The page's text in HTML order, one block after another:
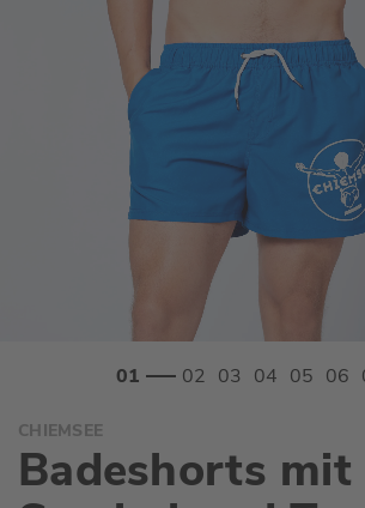
Anfang
der
Bildgalerie
springen
CHIEMSEE
Badeshorts mit